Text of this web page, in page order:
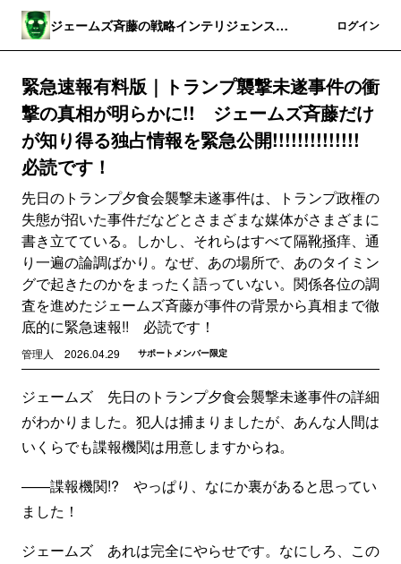
ジェームズ斉藤の戦略インテリジェンス・
ログイン
緊急速報有料版｜トランプ襲撃未遂事件の衝
撃の真相が明らかに!! ジェームズ斉藤だけ
が知り得る独占情報を緊急公開!!!!!!!!!!!!!!
必読です！
先日のトランプ夕食会襲撃未遂事件は、トランプ政権の
失態が招いた事件だなどとさまざまな媒体がさまざまに
書き立てている。しかし、それらはすべて隔靴掻痒、通
り一遍の論調ばかり。なぜ、あの場所で、あのタイミン
グで起きたのかをまったく語っていない。関係各位の調
査を進めたジェームズ斉藤が事件の背景から真相まで徹
底的に緊急速報!! 必読です！
管理人 2026.04.29 サポートメンバー限定
ジェームズ 先日のトランプ夕食会襲撃未遂事件の詳細
がわかりました。犯人は捕まりましたが、あんな人間は
いくらでも諜報機関は用意しますからね。
——諜報機関!? やっぱり、なにか裏があると思ってい
ました！
ジェームズ あれは完全にやらせです。なにしろ、この